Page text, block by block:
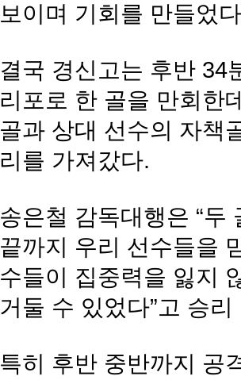
보이며 기회를 만들었
결국 경신고는 후반 34
리포로 한 골을 만회한
골과 상대 선수의 자책
리를 가져갔다.
송은철 감독대행은 “두
끝까지 우리 선수들을
수들이 집중력을 잃지
거둘 수 있었다”고 승
특히 후반 중반까지 공